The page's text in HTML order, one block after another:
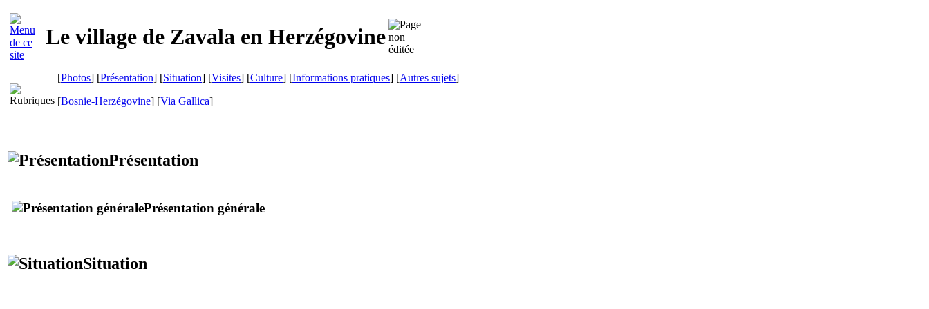
Le village de Zavala en Herzégovine
[Photos] [Présentation] [Situation] [Visites] [Culture] [Informations pratiques] [Autres sujets]
[Bosnie-Herzégovine] [Via Gallica]
Présentation
Présentation générale
Situation